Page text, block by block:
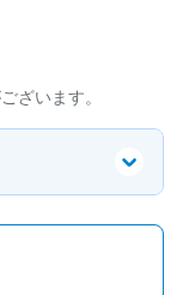
ざいます。